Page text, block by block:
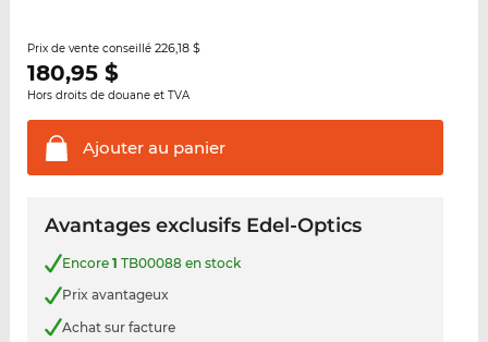
Prix de vente conseillé 226,18 $
180,95$
Hors droits de douane et TVA
Ajouter au panier
Avantages exclusifs Edel-Optics
Encore 1 TB00088 en stock
Prix avantageux
Achat sur facture